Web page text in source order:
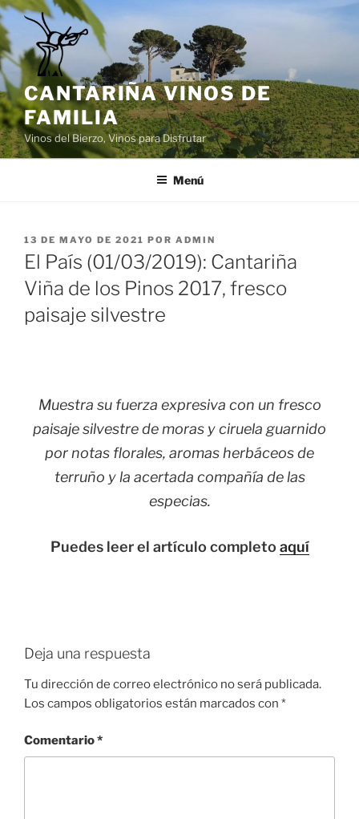
Saltar
al
contenido
CANTARIÑA VINOS DE
FAMILIA
Vinos del Bierzo, Vinos para Disfrutar
Menú
PUBLICADO
EL
13 DE MAYO DE 2021 POR ADMIN
El País (01/03/2019): Cantariña
Viña de los Pinos 2017, fresco
paisaje silvestre
Muestra su fuerza expresiva con un fresco
paisaje silvestre de moras y ciruela guarnido
por notas florales, aromas herbáceos de
terruño y la acertada compañía de las
especias.
Puedes leer el artículo completo aquí
Deja una respuesta
Tu dirección de correo electrónico no será publicada.
Los campos obligatorios están marcados con *
Comentario*